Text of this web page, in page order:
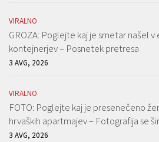
VIRALNO
GROZA: Poglejte kaj je smetar našel v
kontejnerjev – Posnetek pretresa
3 AVG, 2026
VIRALNO
FOTO: Poglejte kaj je presenečeno
hrvaških apartmajev – Fotografija se
3 AVG, 2026